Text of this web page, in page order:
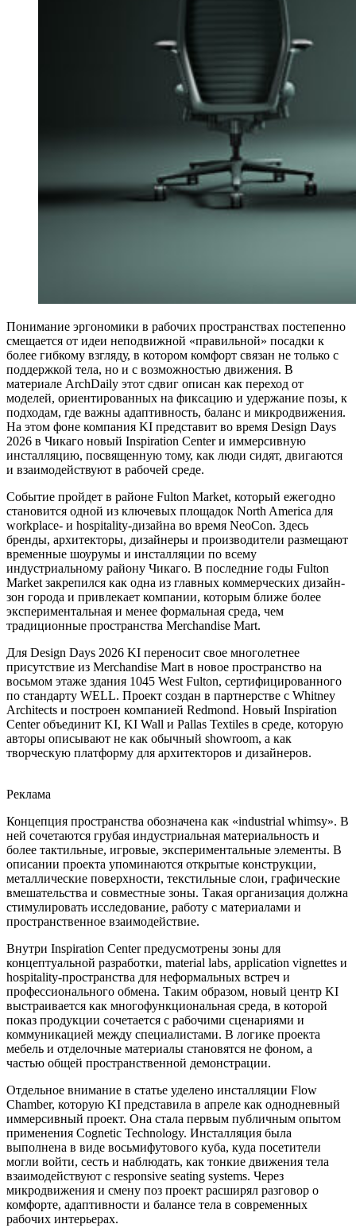
Понимание эргономики в рабочих пространствах постепенно
смещается от идеи неподвижной «правильной» посадки к
более гибкому взгляду, в котором комфорт связан не только с
поддержкой тела, но и с возможностью движения. В
материале ArchDaily этот сдвиг описан как переход от
моделей, ориентированных на фиксацию и удержание позы, к
подходам, где важны адаптивность, баланс и микродвижения.
На этом фоне компания KI представит во время Design Days
2026 в Чикаго новый Inspiration Center и иммерсивную
инсталляцию, посвященную тому, как люди сидят, двигаются
и взаимодействуют в рабочей среде.
Событие пройдет в районе Fulton Market, который ежегодно
становится одной из ключевых площадок North America для
workplace- и hospitality-дизайна во время NeoCon. Здесь
бренды, архитекторы, дизайнеры и производители размещают
временные шоурумы и инсталляции по всему
индустриальному району Чикаго. В последние годы Fulton
Market закрепился как одна из главных коммерческих дизайн-
зон города и привлекает компании, которым ближе более
экспериментальная и менее формальная среда, чем
традиционные пространства Merchandise Mart.
Для Design Days 2026 KI переносит свое многолетнее
присутствие из Merchandise Mart в новое пространство на
восьмом этаже здания 1045 West Fulton, сертифицированного
по стандарту WELL. Проект создан в партнерстве с Whitney
Architects и построен компанией Redmond. Новый Inspiration
Center объединит KI, KI Wall и Pallas Textiles в среде, которую
авторы описывают не как обычный showroom, а как
творческую платформу для архитекторов и дизайнеров.
Реклама
Концепция пространства обозначена как «industrial whimsy». В
ней сочетаются грубая индустриальная материальность и
более тактильные, игровые, экспериментальные элементы. В
описании проекта упоминаются открытые конструкции,
металлические поверхности, текстильные слои, графические
вмешательства и совместные зоны. Такая организация должна
стимулировать исследование, работу с материалами и
пространственное взаимодействие.
Внутри Inspiration Center предусмотрены зоны для
концептуальной разработки, material labs, application vignettes и
hospitality-пространства для неформальных встреч и
профессионального обмена. Таким образом, новый центр KI
выстраивается как многофункциональная среда, в которой
показ продукции сочетается с рабочими сценариями и
коммуникацией между специалистами. В логике проекта
мебель и отделочные материалы становятся не фоном, а
частью общей пространственной демонстрации.
Отдельное внимание в статье уделено инсталляции Flow
Chamber, которую KI представила в апреле как однодневный
иммерсивный проект. Она стала первым публичным опытом
применения Cognetic Technology. Инсталляция была
выполнена в виде восьмифутового куба, куда посетители
могли войти, сесть и наблюдать, как тонкие движения тела
взаимодействуют с responsive seating systems. Через
микродвижения и смену поз проект расширял разговор о
комфорте, адаптивности и балансе тела в современных
рабочих интерьерах.